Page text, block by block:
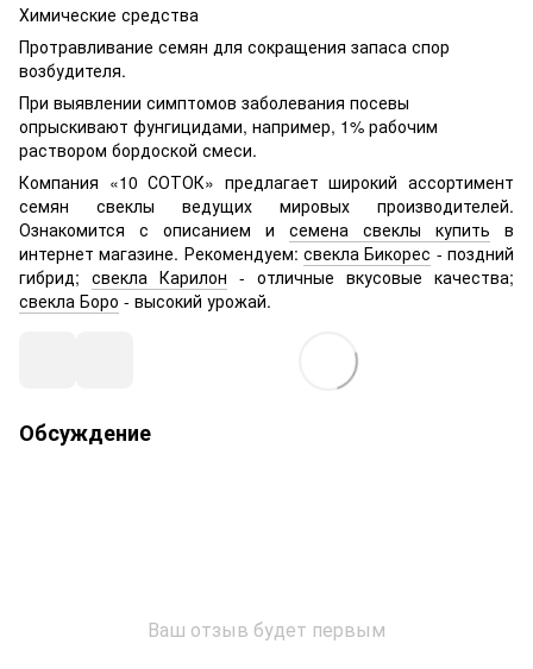
Химические средства
Протравливание семян для сокращения запаса спор
возбудителя.
При выявлении симптомов заболевания посевы
опрыскивают фунгицидами, например, 1% рабочим
раствором бордоской смеси.
Компания «10 СОТОК» предлагает широкий ассортимент
семян свеклы ведущих мировых производителей.
Ознакомится с описанием и семена свеклы купить в
интернет магазине. Рекомендуем: свекла Бикорес - поздний
гибрид; свекла Карилон - отличные вкусовые качества;
свекла Боро - высокий урожай.
Обсуждение
Ваш отзыв будет первым